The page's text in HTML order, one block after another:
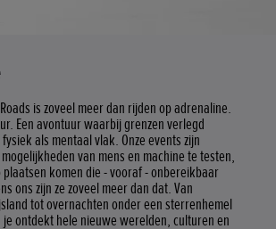
is zoveel meer dan rijden op adrenaline.
Een avontuur waarbij grenzen verlegd
als mentaal vlak. Onze events zijn
van mens en machine te testen,
komen die - vooraf - onbereikbaar
ons zijn ze zoveel meer dan dat. Van
tot overnachten onder een sterrenhemel
ontdekt hele nieuwe werelden, culturen en